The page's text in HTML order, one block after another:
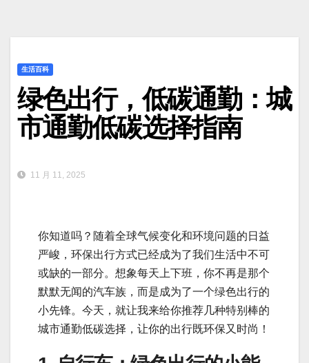
生活百科
绿色出行，低碳通勤：城
市通勤低碳选择指南
11 月 11, 2025
你知道吗？随着全球气候变化和环境问题的日益
严峻，环保出行方式已经成为了我们生活中不可
或缺的一部分。想象每天上下班，你不再是那个
默默无闻的汽车族，而是成为了一个绿色出行的
小先锋。今天，就让我来给你推荐几种特别棒的
城市通勤低碳选择，让你的出行既环保又时尚！